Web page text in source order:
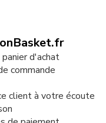
d'achat
commande
client à votre écoute